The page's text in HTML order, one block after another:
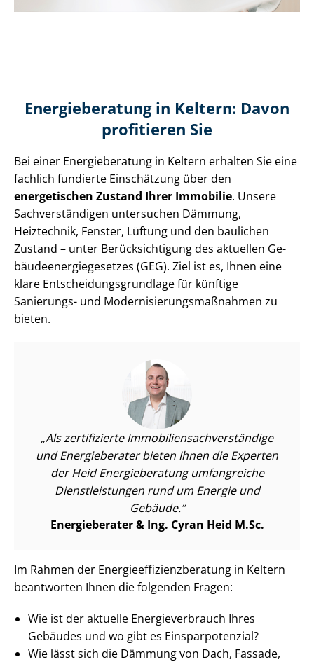
Energieberatung in Keltern: Davon
profitieren Sie
Bei einer Energieberatung in Keltern erhalten Sie eine
fachlich fundierte Einschätzung über den
energetischen Zustand Ihrer Immobilie. Unsere
Sach­ver­stän­di­gen untersuchen Dämmung,
Heiztechnik, Fenster, Lüftung und den baulichen
Zustand – unter Be­rück­sich­ti­gung des aktuellen Ge­
bäu­de­en­er­gie­ge­set­zes (GEG). Ziel ist es, Ihnen eine
klare Ent­schei­dungs­grund­la­ge für künftige
Sanierungs- und Mo­der­ni­sie­rungs­maß­nah­men zu
bieten.
Als zertifizierte Im­mo­bi­li­en­sach­ver­stän­di­ge
und Energieberater bieten Ihnen die Experten
der Heid Energieberatung umfangreiche
Dienst­leis­tun­gen rund um Energie und
Gebäude.
Energieberater & Ing. Cyran Heid M.Sc.
Im Rahmen der En­er­gie­ef­fi­zi­enz­be­ra­tung in Keltern
beantworten Ihnen die folgenden Fragen:
Wie ist der aktuelle En­er­gie­ver­brauch Ihres
Gebäudes und wo gibt es Ein­spar­po­ten­zi­al?
Wie lässt sich die Dämmung von Dach, Fassade,